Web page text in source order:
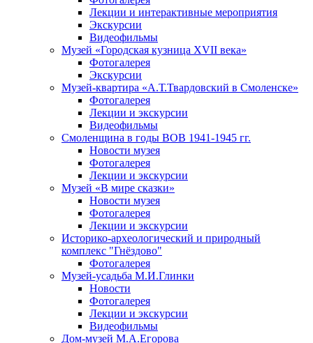
Лекции и интерактивные мероприятия
Экскурсии
Видеофильмы
Музей «Городская кузница XVII века»
Фотогалерея
Экскурсии
Музей-квартира «А.Т.Твардовский в Смоленске»
Фотогалерея
Лекции и экскурсии
Видеофильмы
Смоленщина в годы ВОВ 1941-1945 гг.
Новости музея
Фотогалерея
Лекции и экскурсии
Музей «В мире сказки»
Новости музея
Фотогалерея
Лекции и экскурсии
Историко-археологический и природный
комплекс "Гнёздово"
Фотогалерея
Музей-усадьба М.И.Глинки
Новости
Фотогалерея
Лекции и экскурсии
Видеофильмы
Дом-музей М.А.Егорова